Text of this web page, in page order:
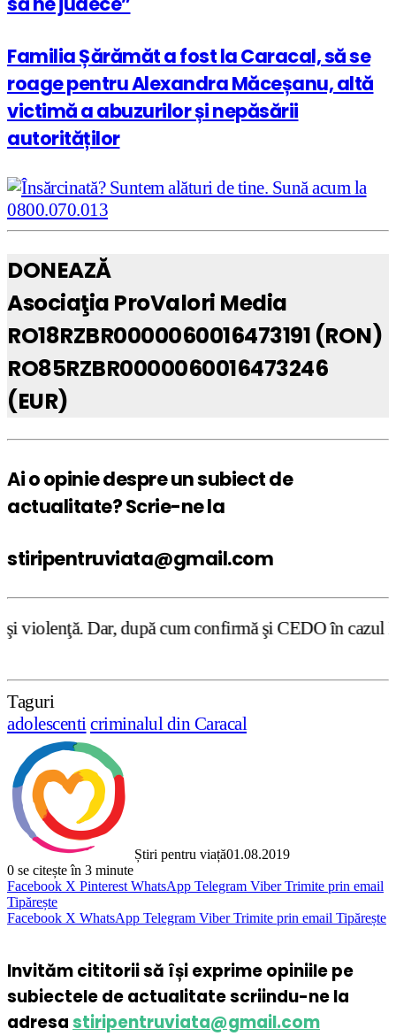
Familia Șărămăt a fost la Caracal, să se
roage pentru Alexandra Măceșanu, altă
victimă a abuzurilor și nepăsării
autorităților
DONEAZĂ
Asociaţia ProValori Media
RO18RZBR0000060016473191 (RON)
RO85RZBR0000060016473246
(EUR)
Ai o opinie despre un subiect de
actualitate? Scrie-ne la
stiripentruviata@gmail.com
cum confirmă şi CEDO în cazul Handyside vs.
Taguri
adolescenti criminalul din Caracal
Știri pentru viață01.08.2019
0 se citește în 3 minute
Facebook X Pinterest WhatsApp Telegram Viber Trimite prin email
Tipărește
Facebook X WhatsApp Telegram Viber Trimite prin email Tipărește
Invităm cititorii să își exprime opiniile pe
subiectele de actualitate scriindu-ne la
adresastiripentruviata@gmail.com